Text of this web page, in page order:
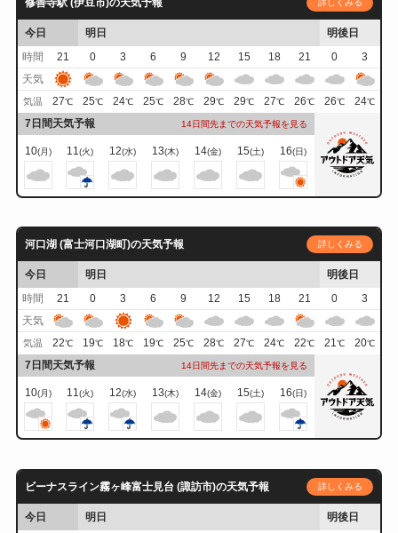
修善寺駅 (伊豆市)の天気予報 詳しくみる
今日 明日
明後日
時間
21 0 3 6 9 12 15 18 21 0
3
天気
気温 27℃ 25℃ 24℃ 25℃ 28℃ 29℃ 29℃ 27℃ 26℃ 26℃ 24℃
7日間天気予報 14日間先までの天気予報を見る
10(月) 11(火) 12(水) 13(木) 14(金) 15(土) 16(日)
河口湖 (富士河口湖町)の天気予報 詳しくみる
今日 明日
明後日
時間
21 0 3 6 9 12 15 18 21 0
3
天気
気温 22℃ 19℃ 18℃ 19℃ 25℃ 28℃ 27℃ 24℃ 22℃ 21℃ 20℃
7日間天気予報 14日間先までの天気予報を見る
10(月) 11(火) 12(水) 13(木) 14(金) 15(土) 16(日)
ビーナスライン霧ヶ峰富士見台 (諏訪市)の天気予報 詳しくみる
今日 明日
明後日